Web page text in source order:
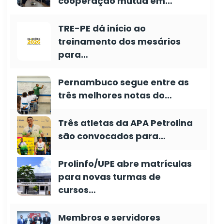
TRE-PE dá início ao
treinamento dos mesários
para…
Pernambuco segue entre as
três melhores notas do…
Três atletas da APA Petrolina
são convocados para…
Prolinfo/UPE abre matrículas
para novas turmas de
cursos…
Membros e servidores